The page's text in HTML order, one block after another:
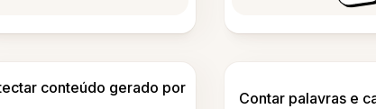
conteúdo gerado por
Contar palavras e